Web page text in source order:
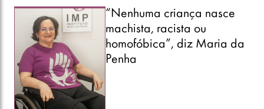
“Nenhuma criança nasce
machista, racista ou
homofóbica”, diz Maria da
Penha